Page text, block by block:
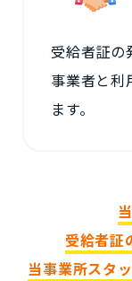
受給者証の
事業者と利
ます。
受給者証
当事業所スタ